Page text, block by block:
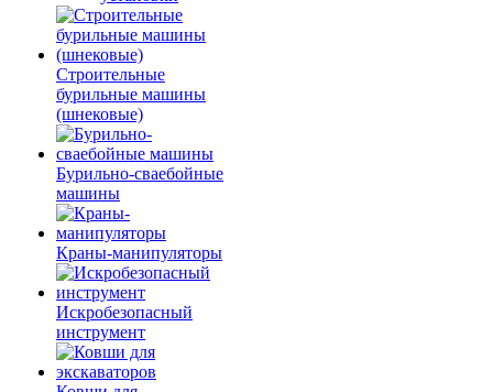
Строительные
бурильные машины
(шнековые)
Бурильно-сваебойные
машины
Краны-манипуляторы
Искробезопасный
инструмент